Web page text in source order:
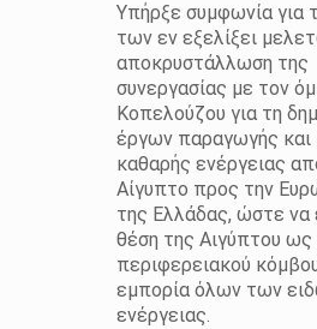
Υπήρξε συμφωνία για
των εν εξελίξει
αποκρυστάλλωση της
συνεργασίας με τον
Κοπελούζου για τη
έργων παραγωγής
καθαρής ενέργειας
Αίγυπτο προς την
της Ελλάδας, ώστε να
θέση της Αιγύπτου ως
περιφερειακού
εμπορία όλων των
ενέργειας.